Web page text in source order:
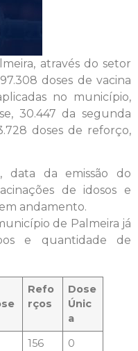
através do setor
doses de vacina
no município,
30.447 da segunda
doses de reforço,
data da emissão do
de idosos e
andamento.
de Palmeira já
e quantidade de
Refo
rços
Dose
Únic
a
156 0